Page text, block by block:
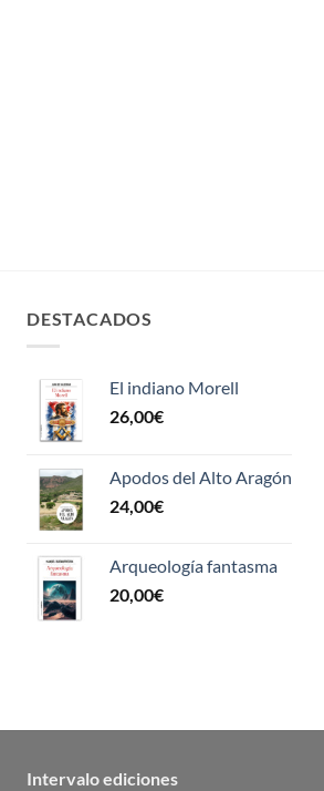
DESTACADOS
El indiano Morell
26,00€
Apodos del Alto Aragón
24,00€
Arqueología fantasma
20,00€
Intervalo ediciones